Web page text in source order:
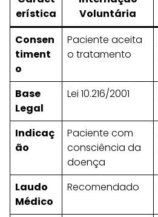
erística
Voluntária
Consen
timent
o
Paciente aceita
o tratamento
Base
Legal
Lei 10.216/2001
Indicaç
ão
Paciente com
consciência da
doença
Laudo
Médico
Recomendado